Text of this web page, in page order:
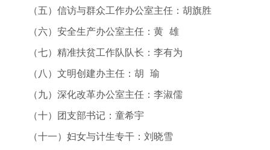
（五）信访与群众工作办公室主任：胡旗胜
（六）安全生产办公室主任：黄 雄
（七）精准扶贫工作队队长：李有为
（八）文明创建办主任：胡 瑜
（九）深化改革办公室主任：李淑儒
（十）团支部书记：童希宇
（十一）妇女与计生专干：刘晓雪